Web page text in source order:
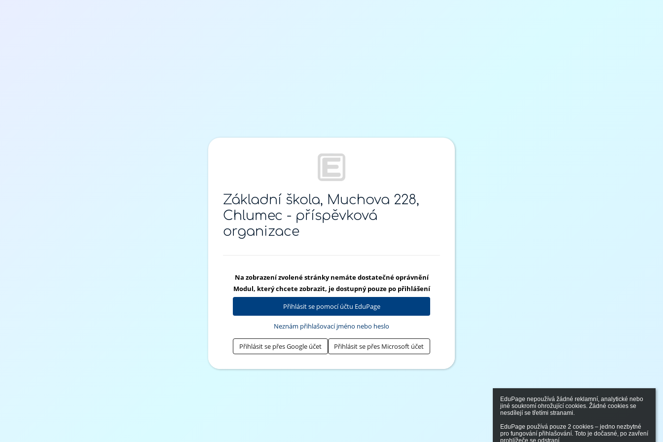
EduPage nepoužívá žádné reklamní, analytické nebo
jiné soukromí ohrožující cookies. Žádné cookies se
nesdílejí se třetími stranami.
EduPage používá pouze 2 cookies – jedno nezbytné
pro fungování přihlašování. Toto je dočasné, po zavření
prohlížeče se odstraní.
Základní škola, Muchova 228,
Chlumec - příspěvková
organizace
Na zobrazení zvolené stránky nemáte dostatečné oprávnění
Modul, který chcete zobrazit, je dostupný pouze po přihlášení
Přihlásit se pomocí účtu EduPage
Neznám přihlašovací jméno nebo heslo
Přihlásit se přes Google účet Přihlásit se přes Microsoft účet